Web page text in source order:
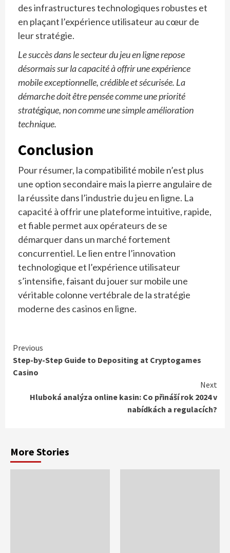
des infrastructures technologiques robustes et
en plaçant l’expérience utilisateur au cœur de
leur stratégie.
Le succès dans le secteur du jeu en ligne repose
désormais sur la capacité à offrir une expérience
mobile exceptionnelle, crédible et sécurisée. La
démarche doit être pensée comme une priorité
stratégique, non comme une simple amélioration
technique.
Conclusion
Pour résumer, la compatibilité mobile n’est plus
une option secondaire mais la pierre angulaire de
la réussite dans l’industrie du jeu en ligne. La
capacité à offrir une plateforme intuitive, rapide,
et fiable permet aux opérateurs de se
démarquer dans un marché fortement
concurrentiel. Le lien entre l’innovation
technologique et l’expérience utilisateur
s’intensifie, faisant du jouer sur mobile une
véritable colonne vertébrale de la stratégie
moderne des casinos en ligne.
Continue
Reading
Previous
Step-by-Step Guide to Depositing at Cryptogames
Casino
Next
Hluboká analýza online kasin: Co přináší rok 2024 v
nabídkách a regulacích?
More Stories